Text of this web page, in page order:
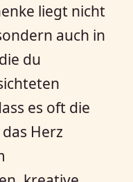
liegt nicht
auch in
du
es oft die
Herz